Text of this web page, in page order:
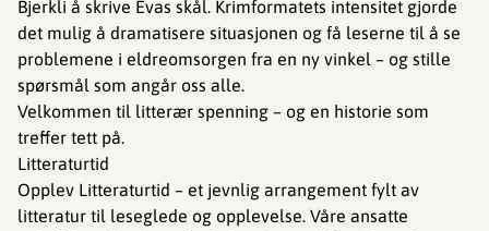
Bjerkli å skrive Evas skål. Krimformatets intensitet gjorde
det mulig å dramatisere situasjonen og få leserne til å se
problemene i eldreomsorgen fra en ny vinkel – og stille
spørsmål som angår oss alle.
Velkommen til litterær spenning – og en historie som
treffer tett på.
Litteraturtid
Opplev Litteraturtid – et jevnlig arrangement fylt av
litteratur til leseglede og opplevelse. Våre ansatte